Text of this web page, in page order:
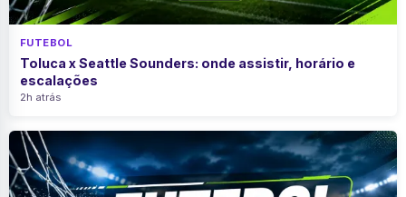
FUTEBOL
Toluca x Seattle Sounders: onde assistir, horário e
escalações
2h atrás